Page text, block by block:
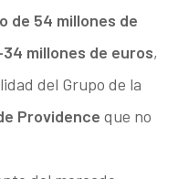
de 54 millones de
millones de euros,
del Grupo de la
Providence que no